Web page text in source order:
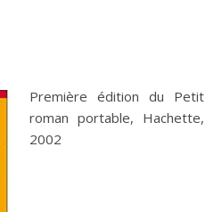
Première édition du Petit
roman portable, Hachette,
2002